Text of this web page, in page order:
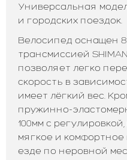
Универсальная
и городских поездок.
Велосипед оснащен
трансмиссией
позволяет легко
скорость в
имеет лёгкий вес.
пружинно-
100мм с
мягкое и
езде по неровной